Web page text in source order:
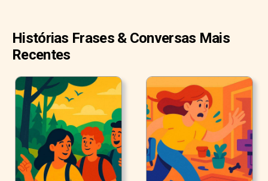
Histórias Frases & Conversas Mais
Recentes